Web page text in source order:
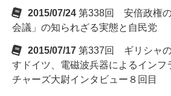
2015/07/24 第338回 安倍政権
会議」の知られざる実態と自民党
2015/07/17 第337回 ギリシャ
すドイツ、電磁波兵器によるインフ
チャーズ大尉インタビュー８回目